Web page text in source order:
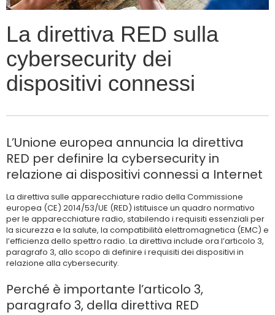
La direttiva RED sulla
cybersecurity dei
dispositivi connessi
L’Unione europea annuncia la direttiva
RED per definire la cybersecurity in
relazione ai dispositivi connessi a Internet
La direttiva sulle apparecchiature radio della Commissione
europea (CE) 2014/53/UE (RED) istituisce un quadro normativo
per le apparecchiature radio, stabilendo i requisiti essenziali per
la sicurezza e la salute, la compatibilità elettromagnetica (EMC) e
l’efficienza dello spettro radio. La direttiva include ora l’articolo 3,
paragrafo 3, allo scopo di definire i requisiti dei dispositivi in
relazione alla cybersecurity.
Perché è importante l’articolo 3,
paragrafo 3, della direttiva RED